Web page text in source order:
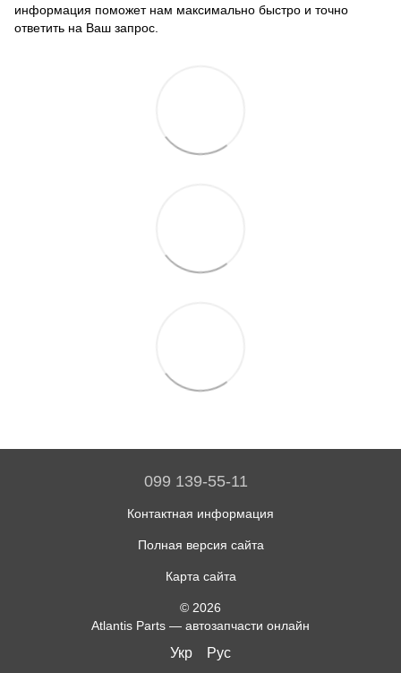
информация поможет нам максимально быстро и точно
ответить на Ваш запрос.
099 139-55-11
Контактная информация
Полная версия сайта
Карта сайта
© 2026
Atlantis Parts — автозапчасти онлайн
Укр Рус